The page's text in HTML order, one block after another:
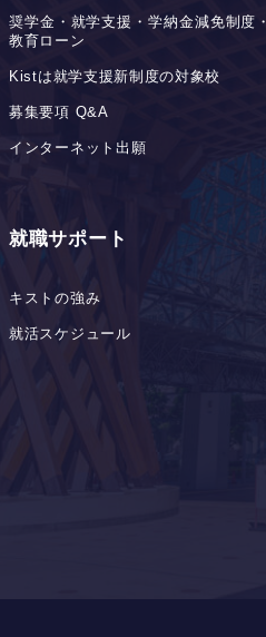
奨学金・就学支援・学納金減免制度・
教育ローン
Kistは就学支援新制度の対象校
募集要項 Q&A
インターネット出願
就職サポート
キストの強み
就活スケジュール